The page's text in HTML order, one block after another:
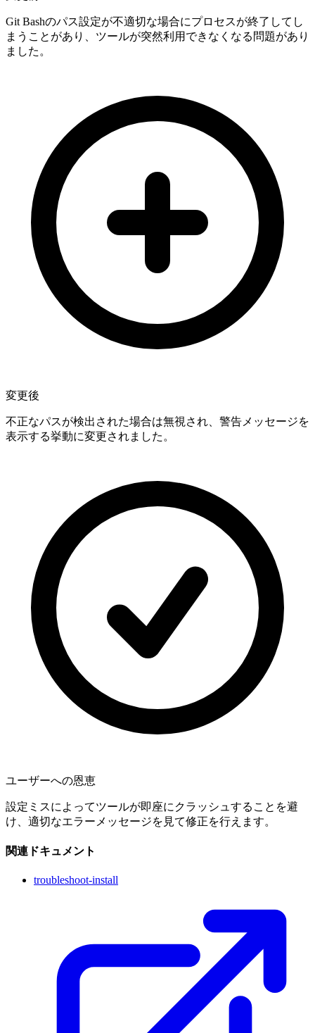
Git Bashのパス設定が不適切な場合にプロセスが終了してし
まうことがあり、ツールが突然利用できなくなる問題があり
ました。
変更後
不正なパスが検出された場合は無視され、警告メッセージを
表示する挙動に変更されました。
ユーザーへの恩恵
設定ミスによってツールが即座にクラッシュすることを避
け、適切なエラーメッセージを見て修正を行えます。
関連ドキュメント
troubleshoot-install